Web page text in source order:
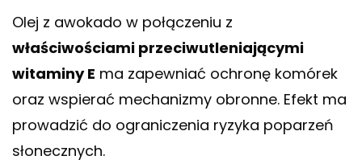
Olej z awokado w połączeniu z
właściwościami przeciwutleniającymi
witaminy E ma zapewniać ochronę komórek
oraz wspierać mechanizmy obronne. Efekt ma
prowadzić do ograniczenia ryzyka poparzeń
słonecznych.